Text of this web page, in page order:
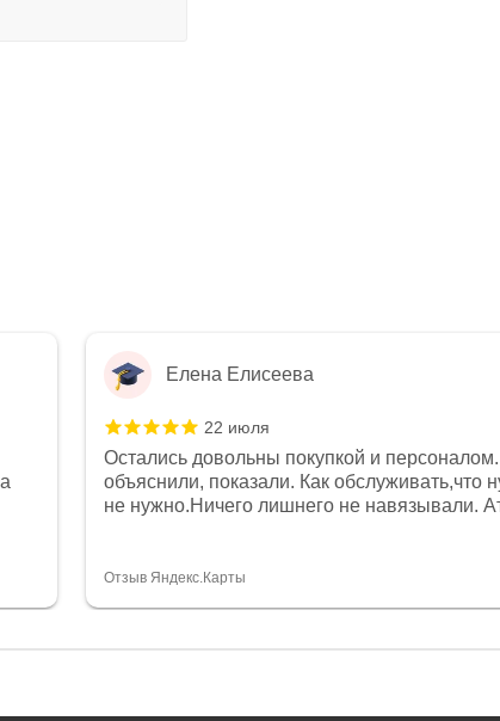
Елена Елисеева
22 июля
Остались довольны покупкой и
объяснили, показали. Как обслуживать,что
не нужно.Ничего лишнего не навязывали.
огромное спасибо Дмитрию, за
Отзыв Яндекс.Карты